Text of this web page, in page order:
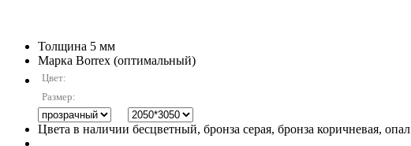
Толщина 5 мм
Марка Borrex (оптимальный)
Цвет:
Размер:
Цвета в наличии бесцветный, бронза серая, бронза коричневая, опал